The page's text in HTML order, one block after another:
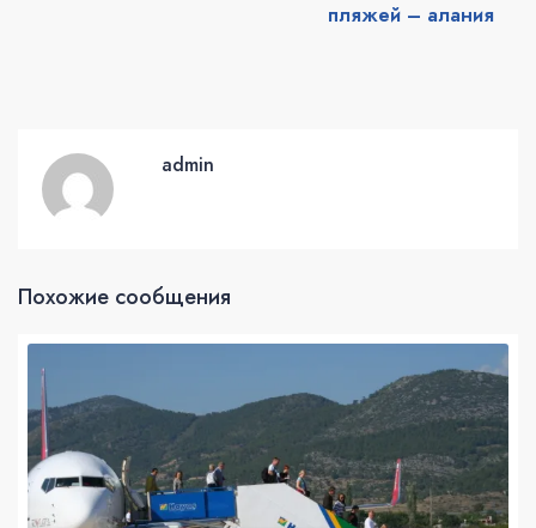
пляжей – алания
admin
Похожие сообщения